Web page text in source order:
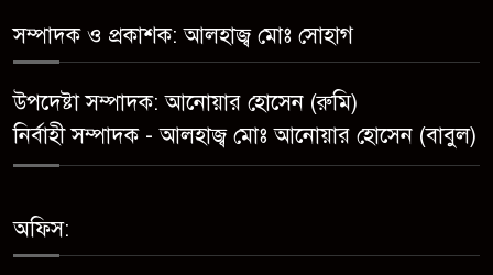
সোনাতলা পৌরসভার উপ-সহকারী
প্রকৌশলীর বিরুদ্ধে সাংবাদিকের
অভিযোগ,তদন্তের আশ্বাস প্রশাসকের
সাক্ষ্যগ্রহণ শুরু
সম্পাদক ও প্রকাশক: আলহাজ্ব মোঃ সোহাগ
উপদেষ্টা সম্পাদক: আনোয়ার হোসেন (রুমি)
নির্বাহী সম্পাদক - আলহাজ্ব মোঃ আনোয়ার হোসেন (বাবুল)
অফিস: